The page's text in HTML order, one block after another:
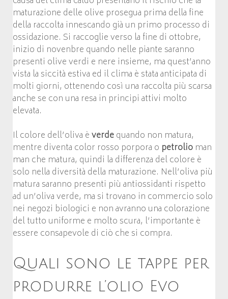
maturazione delle olive prosegua prima della fine
della raccolta innescando già un primo processo di
ossidazione. Si raccoglie verso la fine di ottobre,
inizio di novenbre quando nelle piante saranno
presenti olive verdi e nere insieme, ma quest’anno
vista la siccità estiva ed il clima è stata anticipata di
molti giorni, ottenendo così una raccolta più scarsa
anche se con una resa in principi attivi molto
elevata.
Il colore dell’oliva èverdequando non matura,
mentre diventa color rosso porpora o petrolio man
man che matura, quindi la differenza del colore è
solo nella diversità della maturazione. Nell’oliva più
matura saranno presenti più antiossidanti rispetto
ad un’oliva verde, ma si trovano in commercio solo
nei negozi biologici e non avranno una colorazione
del tutto uniforme e molto scura, l’importante è
essere consapevole di ciò che si compra.
Quali sono le tappe per
produrre l’olio Evo